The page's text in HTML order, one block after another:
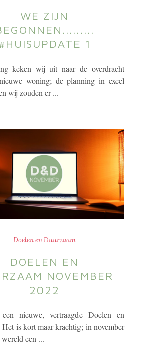
WE ZIJN
1
keken wij uit naar de overdracht
woning; de planning in excel
wij zouden er ...
Doelen en Duurzaam
DOELEN EN
NOVEMBER
2022
nieuwe, vertraagde Doelen en
is kort maar krachtig; in november
een ...